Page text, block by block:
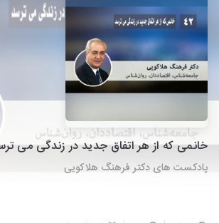
خانمی که از هر اتفاق جدید در زندگی می
پادکست های دکتر فرهنگ هلاکویی